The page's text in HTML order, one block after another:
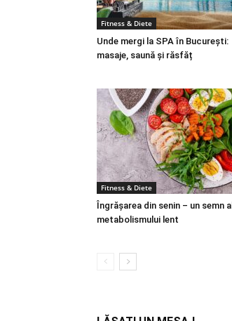
Fitness & Diete
Unde mergi la SPA în București:
masaje, saună și răsfăț
Fitness & Diete
Îngrășarea din senin – un semn al
metabolismului lent